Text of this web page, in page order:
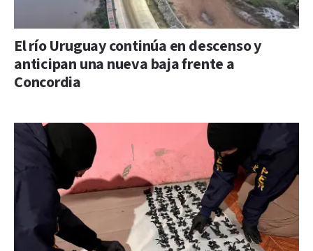
El río Uruguay continúa en descenso y
anticipan una nueva baja frente a
Concordia